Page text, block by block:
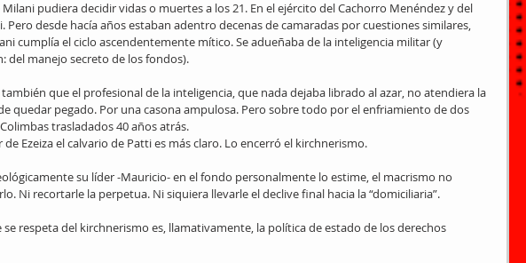
pudiera decidir vidas o muertes a los 21. En el ejército del Cachorro Menéndez y del
Pero desde hacía años estaban adentro decenas de camaradas por cuestiones similares,
cumplía el ciclo ascendentemente mítico. Se adueñaba de la inteligencia militar (y
del manejo secreto de los fondos).
que el profesional de la inteligencia, que nada dejaba librado al azar, no atendiera la
quedar pegado. Por una casona ampulosa. Pero sobre todo por el enfriamiento de dos
trasladados 40 años atrás.
de Ezeiza el calvario de Patti es más claro. Lo encerró el kirchnerismo.
su líder -Mauricio- en el fondo personalmente lo estime, el macrismo no
Ni recortarle la perpetua. Ni siquiera llevarle el declive final hacia la “domiciliaria”.
se respeta del kirchnerismo es, llamativamente, la política de estado de los derechos